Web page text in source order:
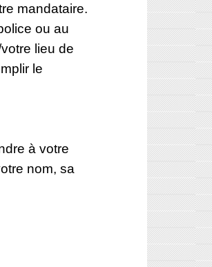
mandataire.
ou au
lieu de
le
à votre
nom, sa